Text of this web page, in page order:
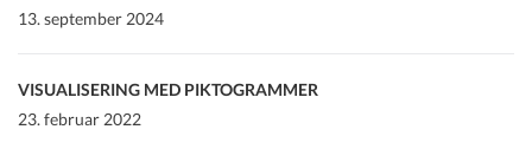
13. september 2024
VISUALISERING MED PIKTOGRAMMER
23. februar 2022